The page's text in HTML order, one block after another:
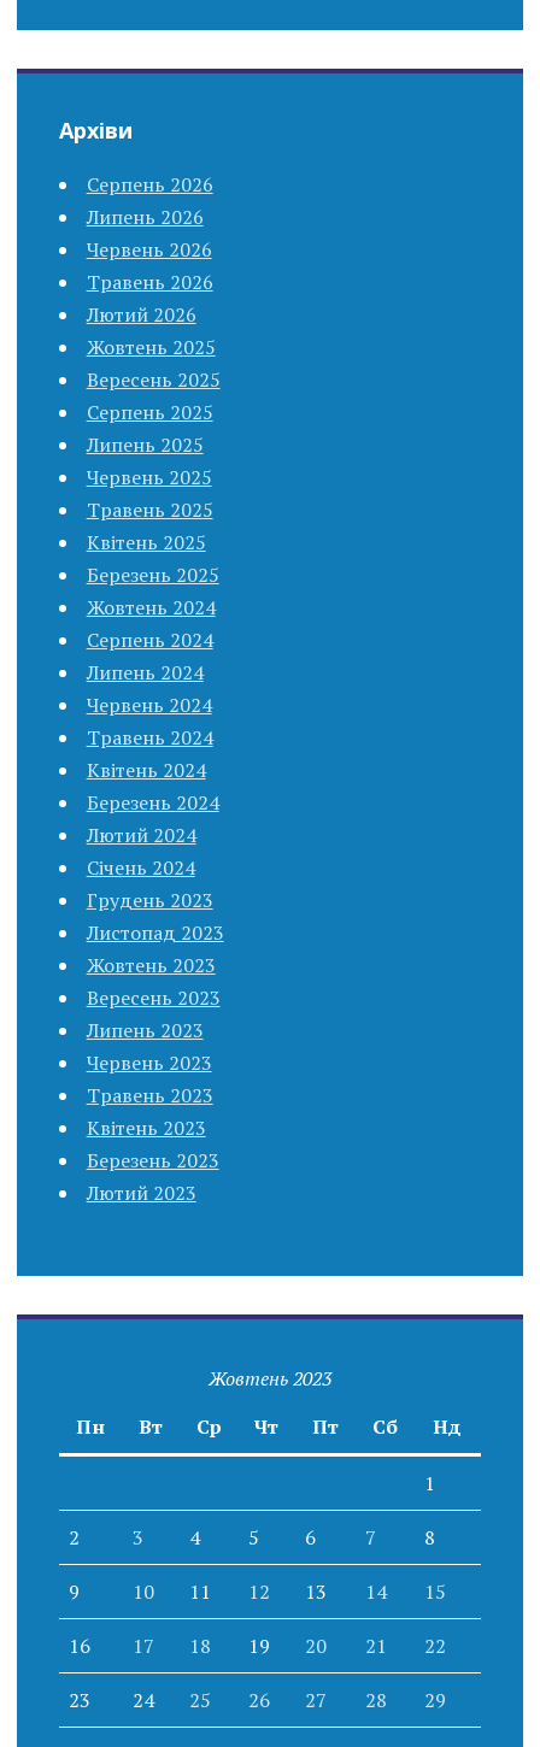
Архіви
Серпень 2026
Липень 2026
Червень 2026
Травень 2026
Лютий 2026
Жовтень 2025
Вересень 2025
Серпень 2025
Липень 2025
Червень 2025
Травень 2025
Квітень 2025
Березень 2025
Жовтень 2024
Серпень 2024
Липень 2024
Червень 2024
Травень 2024
Квітень 2024
Березень 2024
Лютий 2024
Січень 2024
Грудень 2023
Листопад 2023
Жовтень 2023
Вересень 2023
Липень 2023
Червень 2023
Травень 2023
Квітень 2023
Березень 2023
Лютий 2023
Жовтень 2023
Пн
Вт Ср Чт Пт Сб Нд
1
2 3 4 5 6 7 8
9 10 11 12 13 14 15
16 17 18 19 20 21 22
23 24 25 26 27 28 29